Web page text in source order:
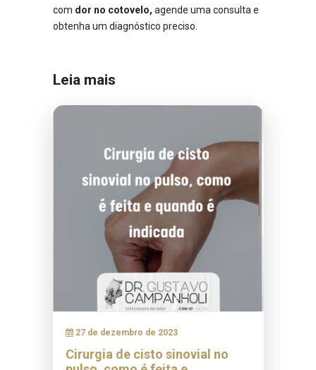
com dor no cotovelo, agende uma consulta e
obtenha um diagnóstico preciso.
Leia mais
27 de dezembro de 2023
Cirurgia de cisto sinovial no